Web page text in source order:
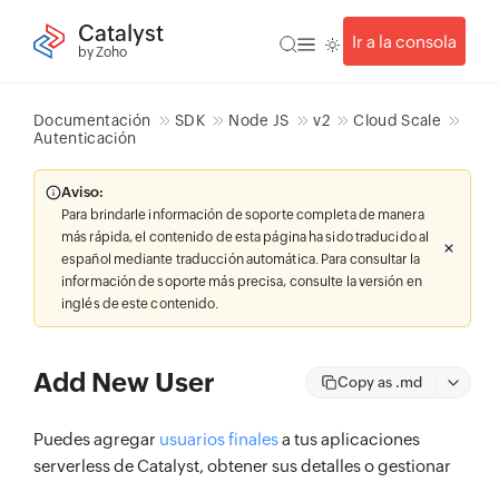
Catalyst
by Zoho
Ir a la consola
Documentación SDK Node JS v2
Cloud Scale
Autenticación
Aviso:
Para brindarle información de soporte completa de manera
más rápida, el contenido de esta página ha sido traducido al
español mediante traducción automática. Para consultar la
información de soporte más precisa, consulte la versión en
inglés de este contenido.
Add New User Copy as .md
Puedes agregar usuarios finalesa tus aplicaciones
serverless de Catalyst, obtener sus detalles o gestionar